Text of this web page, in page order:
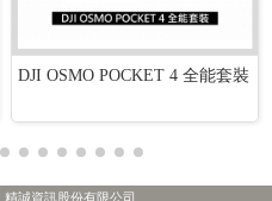
DJI OSMO POCKET 4 全能套裝
誠資訊股份有限公司